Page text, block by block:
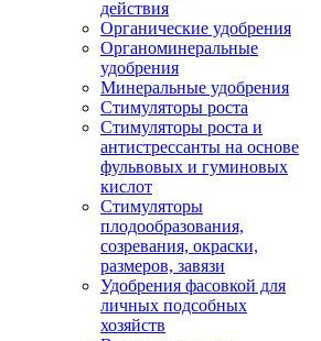
действия
Органические удобрения
Органоминеральные
удобрения
Минеральные удобрения
Стимуляторы роста
Стимуляторы роста и
антистрессанты на основе
фульвовых и гуминовых
кислот
Стимуляторы
плодообразования,
созревания, окраски,
размеров, завязи
Удобрения фасовкой для
личных подсобных
хозяйств